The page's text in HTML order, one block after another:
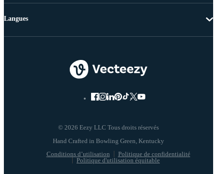
© 2026 Eezy LLC Tous droits réservés
Conditions d’utilisation
Politique de confidentialité
Politique d'utilisation équitable
Langues